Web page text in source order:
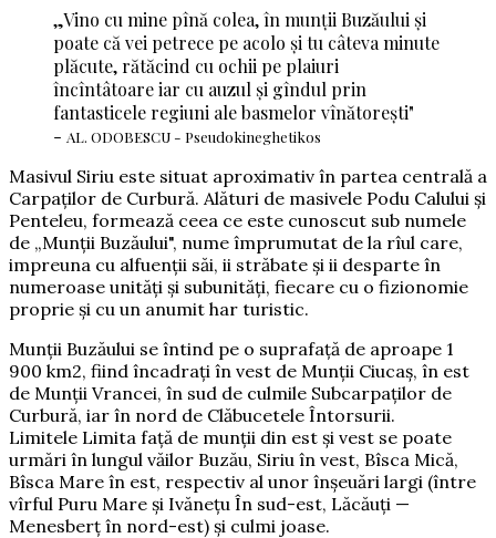
„Vino cu mine pînă colea, în munţii Buzăului şi
poate că vei petrece pe acolo şi tu câteva minute
plăcute, rătăcind cu ochii pe plaiuri
încîntâtoare iar cu auzul şi gîndul prin
fantasticele regiuni ale basmelor vînătoreşti"
- AL. ODOBESCU - Pseudokineghetikos
Masivul Siriu este situat aproximativ în partea centrală a
Carpaţilor de Curbură. Alături de masivele Podu Calului şi
Penteleu, formează ceea ce este cunoscut sub numele
de „Munţii Buzăului", nume împrumutat de la rîul care,
impreuna cu alfuenţii săi, ii străbate şi ii desparte în
numeroase unităţi şi subunităţi, fiecare cu o fizionomie
proprie şi cu un anumit har turistic.
Munţii Buzăului se întind pe o suprafaţă de aproape 1
900 km2, fiind încadraţi în vest de Munţii Ciucaş, în est
de Munţii Vrancei, în sud de culmile Subcarpaţilor de
Curbură, iar în nord de Clăbucetele Întorsurii.
Limitele Limita faţă de munţii din est şi vest se poate
urmări în lungul văilor Buzău, Siriu în vest, Bîsca Mică,
Bîsca Mare în est, respectiv al unor înşeuări largi (între
vîrful Puru Mare şi Ivăneţu În sud-est, Lăcăuţi —
Menesberţ în nord-est) şi culmi joase.